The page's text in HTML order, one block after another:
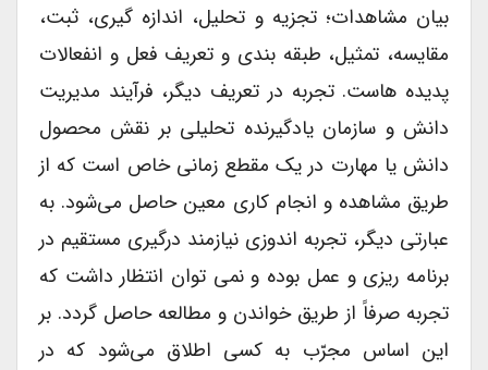
بیان مشاهدات؛ تجزیه و تحلیل، اندازه گیری، ثبت،
مقایسه، تمثیل، طبقه بندی و تعریف فعل و انفعالات
پدیده هاست. تجربه در تعریف دیگر، فرآیند مدیریت
دانش و سازمان یادگیرنده تحلیلی بر نقش محصول
دانش یا مهارت در یک مقطع زمانی خاص است که از
طریق مشاهده و انجام کاری معین حاصل می‌شود. به
عبارتی دیگر، تجربه اندوزی نیازمند درگیری مستقیم در
برنامه ریزی و عمل بوده و نمی توان انتظار داشت که
تجربه صرفاً از طریق خواندن و مطالعه حاصل گردد. بر
این اساس مجرّب به کسی اطلاق می‌شود که در